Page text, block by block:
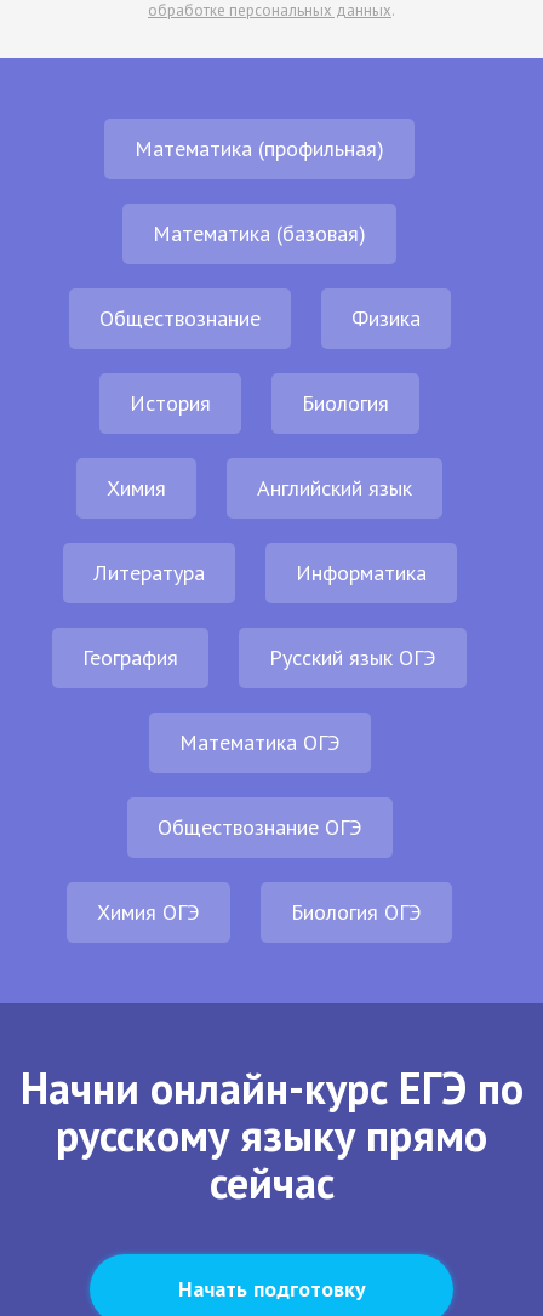
обработке персональных данных.
Математика (профильная)
Математика (базовая)
Обществознание Физика
История Биология
Химия Английский язык
Литература Информатика
География Русский язык ОГЭ
Математика ОГЭ
Обществознание ОГЭ
Химия ОГЭ Биология ОГЭ
Начни онлайн-курс ЕГЭ по
русскому языку прямо
сейчас
Начать подготовку